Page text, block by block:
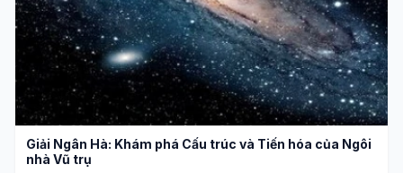
Giải Ngân Hà: Khám phá Cấu trúc và Tiến hóa của Ngôi
nhà Vũ trụ